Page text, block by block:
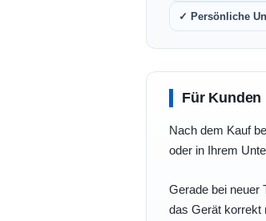
✓ Persönliche
Für
Nach dem Kauf
oder in Ihrem
Gerade bei neuer
das Gerät korrekt